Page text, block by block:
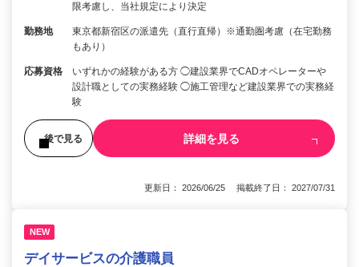
限考慮し、当社規定により決定
勤務地
東京都新宿区の派遣先（直行直帰）※通勤圏考慮（在宅勤務
もあり）
応募資格
いずれかの経験がある方 ◯建設業界でCADオペレーターや
設計職としての実務経験 ◯施工管理など建設業界での実務経
験
後で見る 詳細を見る
更新日： 2026/06/25 掲載終了日： 2027/07/31
NEW
デイサービスの介護職員